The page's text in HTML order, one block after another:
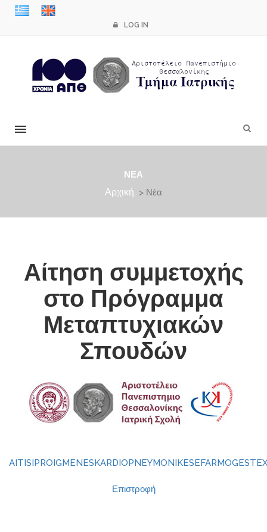
LOG IN
×
ΝΈΑ
Αρχική > Νέα
Αίτηση συμμετοχής
στο Πρόγραμμα
Μεταπτυχιακών
Σπουδών
Επιστροφή